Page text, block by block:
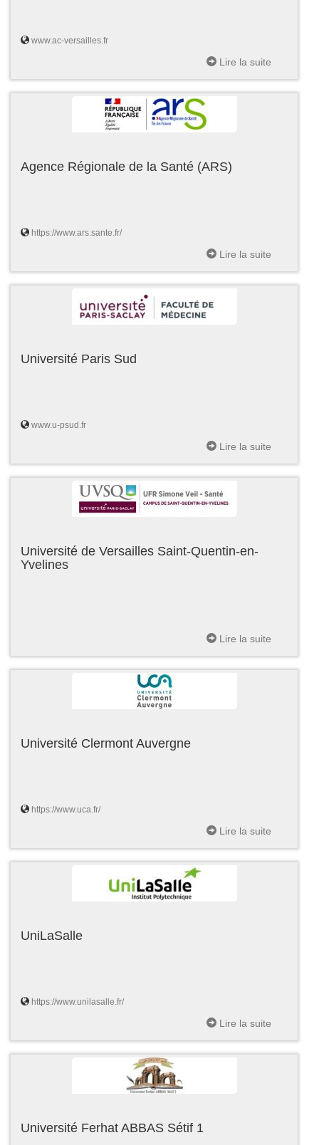
www.ac-versailles.fr
Lire la suite
Agence Régionale de la Santé (ARS)
https://www.ars.sante.fr/
Lire la suite
Université Paris Sud
www.u-psud.fr
Lire la suite
Université de Versailles Saint-Quentin-en-
Yvelines
Lire la suite
Université Clermont Auvergne
https://www.uca.fr/
Lire la suite
UniLaSalle
https://www.unilasalle.fr/
Lire la suite
Université Ferhat ABBAS Sétif 1